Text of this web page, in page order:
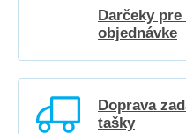
Darčeky
objednávke
Doprava
tašky